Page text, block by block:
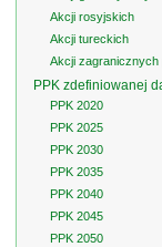
Akcji rosyjskich
Akcji tureckich
Akcji zagranicznych
PPK zdefiniowanej
PPK 2020
PPK 2025
PPK 2030
PPK 2035
PPK 2040
PPK 2045
PPK 2050